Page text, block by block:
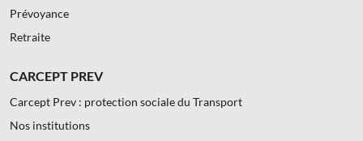
Prévoyance
Retraite
CARCEPT PREV
Carcept Prev : protection sociale du Transport
Nos institutions